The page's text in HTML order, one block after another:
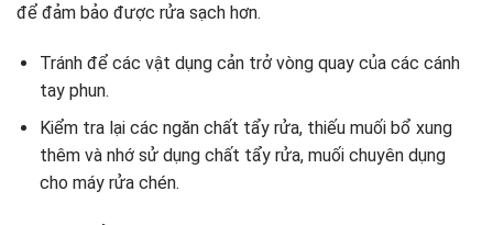
để đảm bảo được rửa sạch hơn.
Tránh để các vật dụng cản trở vòng quay của các cánh
tay phun.
Kiểm tra lại các ngăn chất tẩy rửa, thiếu muối bổ xung
thêm và nhớ sử dụng chất tẩy rửa, muối chuyên dụng
cho máy rửa chén.